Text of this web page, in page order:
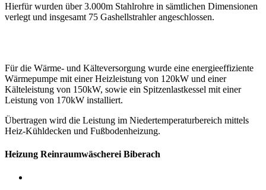
Hierfür wurden über 3.000m Stahlrohre in sämtlichen Dimensionen
verlegt und insgesamt 75 Gashellstrahler angeschlossen.
Für die Wärme- und Kälteversorgung wurde eine energieeffiziente
Wärmepumpe mit einer Heizleistung von 120kW und einer
Kälteleistung von 150kW, sowie ein Spitzenlastkessel mit einer
Leistung von 170kW installiert.
Übertragen wird die Leistung im Niedertemperaturbereich mittels
Heiz-Kühldecken und Fußbodenheizung.
Heizung Reinraumwäscherei Biberach